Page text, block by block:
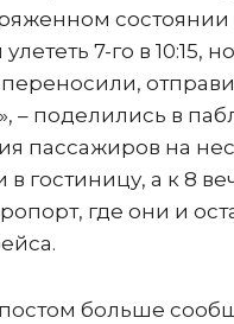
состоянии
7-го в 10:15,
– поделились в
пассажиров на
в гостиницу, а к 8
где они и
больше